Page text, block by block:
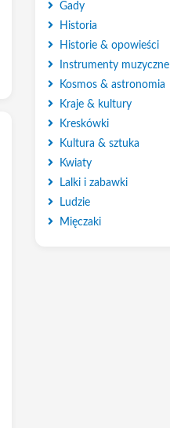
Gady
Historia
Historie & opowieści
Instrumenty muzyczne
Kosmos & astronomia
Kraje & kultury
Kreskówki
Kultura & sztuka
Kwiaty
Lalki i zabawki
Ludzie
Mięczaki